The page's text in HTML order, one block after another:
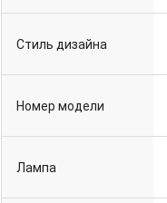
Стиль дизайна
Номер модели
Лампа